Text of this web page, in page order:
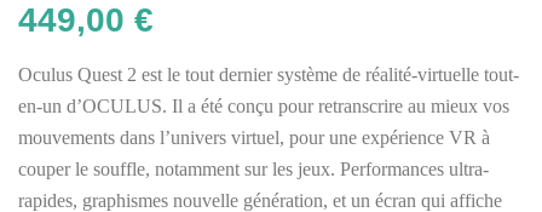
449,00 €
Oculus Quest 2 est le tout dernier système de réalité-virtuelle tout-
en-un d’OCULUS. Il a été conçu pour retranscrire au mieux vos
mouvements dans l’univers virtuel, pour une expérience VR à
couper le souffle, notamment sur les jeux. Performances ultra-
rapides, graphismes nouvelle génération, et un écran qui affiche